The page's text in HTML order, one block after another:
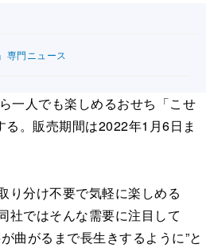
専門ニュース
一人でも楽しめるおせち「こせ
。販売期間は2022年1月6日ま
り分け不要で気軽に楽しめる
社ではそんな需要に注目して
曲がるまで長生きするように”と